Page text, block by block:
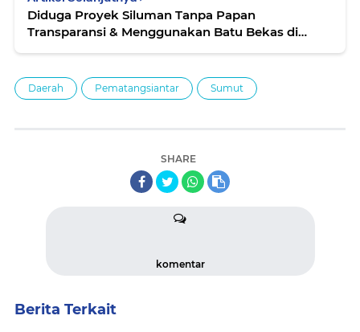
Diduga Proyek Siluman Tanpa Papan
Transparansi & Menggunakan Batu Bekas di
Siapa?
Daerah Pematangsiantar Sumut
SHARE
komentar
Berita Terkait